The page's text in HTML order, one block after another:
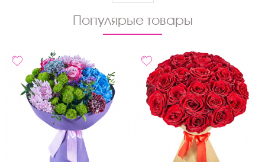
Популярые товары